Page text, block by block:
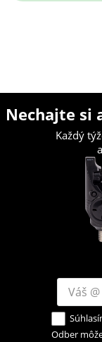
Nechajte si
Každý
Odber